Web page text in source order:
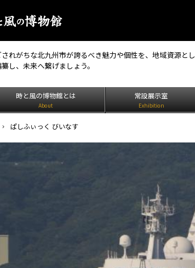
れがちな北九州市が誇るべき魅力や個性を、地域資源とし
し、未来へ繋げましょう。
時と風の博物館とは
About
常設展示室
Exhibition
ぱしふぃっく びいなす